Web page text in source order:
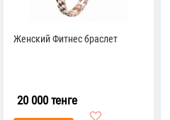
Женский Фитнес браслет
20 000 тенге